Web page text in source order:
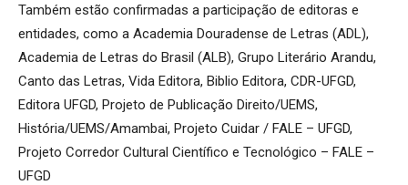
Também estão confirmadas a participação de editoras e
entidades, como a Academia Douradense de Letras (ADL),
Academia de Letras do Brasil (ALB), Grupo Literário Arandu,
Canto das Letras, Vida Editora, Biblio Editora, CDR-UFGD,
Editora UFGD, Projeto de Publicação Direito/UEMS,
História/UEMS/Amambai, Projeto Cuidar / FALE – UFGD,
Projeto Corredor Cultural Científico e Tecnológico – FALE –
UFGD